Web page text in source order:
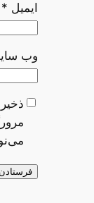
ایمیل *
وب‌